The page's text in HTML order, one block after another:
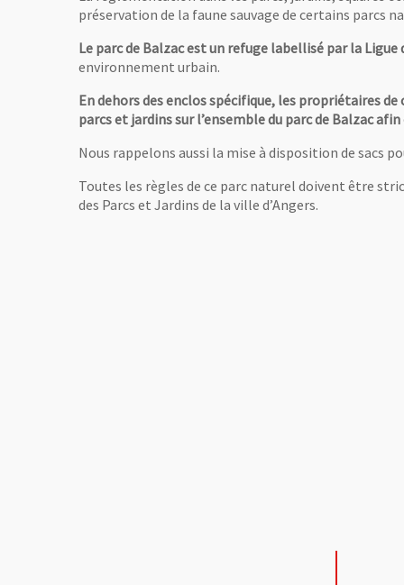
préservation de la faune sauvage de certains parcs
Le parc de Balzac est un refuge labellisé par la
environnement urbain.
En dehors des enclos spécifique, les propriétaires
parcs et jardins sur l’ensemble du parc de Balzac
Nous rappelons aussi la mise à disposition de sacs
Toutes les règles de ce parc naturel doivent être
des Parcs et Jardins de la ville d’Angers.